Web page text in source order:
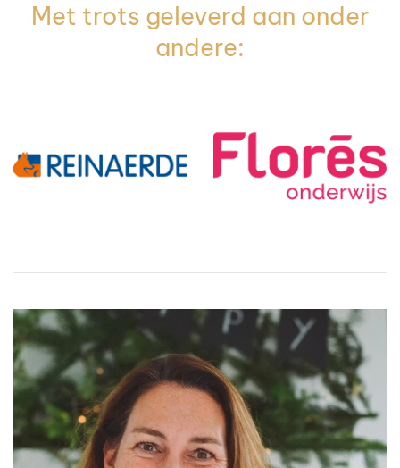
Met trots geleverd aan onder
andere: